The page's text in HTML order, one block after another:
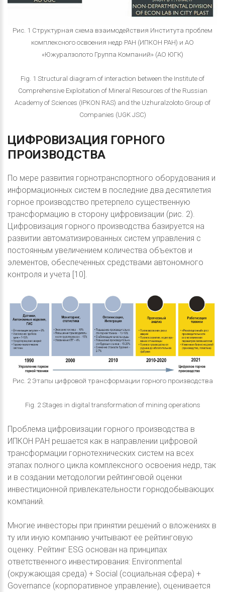
Рис. 1 Структурная схема взаимодействия Института проблем
комплексного освоения недр РАН (ИПКОН РАН) и АО
«Южуралзолото Группа Компаний» (АО ЮГК)
Fig. 1 Structural diagram of interaction between the Institute of
Comprehensive Exploitation of Mineral Resources of the Russian
Academy of Sciences (IPKON RAS) and the Uzhuralzoloto Group of
Companies (UGK JSC)
ЦИФРОВИЗАЦИЯ ГОРНОГО
ПРОИЗВОДСТВА
По мере развития горнотранспортного оборудования и
информационных систем в последние два десятилетия
горное производство претерпело существенную
трансформацию в сторону цифровизации (рис. 2).
Цифровизация горного производства базируется на
развитии автоматизированных систем управления с
постоянным увеличением количества объектов и
элементов, обеспеченных средствами автономного
контроля и учета [10].
Рис. 2 Этапы цифровой трансформации горного производства
Fig. 2 Stages in digital transformation of mining operations
Проблема цифровизации горного производства в
ИПКОН РАН решается как в направлении цифровой
трансформации горнотехнических систем на всех
этапах полного цикла комплексного освоения недр, так
и в создании методологии рейтинговой оценки
инвестиционной привлекательности горнодобывающих
компаний.
Многие инвесторы при принятии решений о вложениях в
ту или иную компанию учитывают ее рейтинговую
оценку. Рейтинг ESG основан на принципах
ответственного инвестирования: Environmental
(окружающая среда) + Social (социальная сфера) +
Governance (корпоративное управление), оценивается